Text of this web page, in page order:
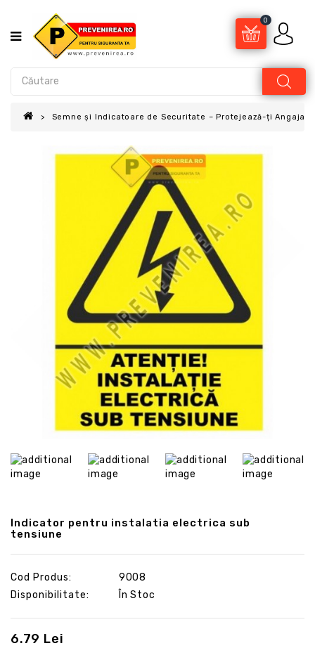
0
Semne și Indicatoare de Securitate – Protejează-ți
Indicator pentru instalatia electrica sub
tensiune
Cod Produs:
9008
Disponibilitate:
În Stoc
6.79 Lei